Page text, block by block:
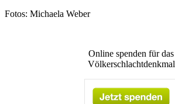
Fotos: Michaela Weber
Online spenden für das
Völkerschlachtdenkmal